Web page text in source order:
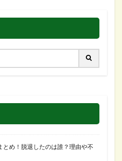
とめ！脱退したのは誰？理由や不